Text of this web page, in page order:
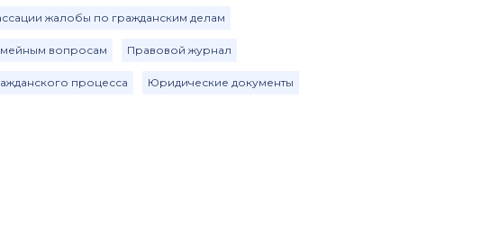
жалобы по гражданским делам
вопросам Правовой журнал
процесса Юридические документы